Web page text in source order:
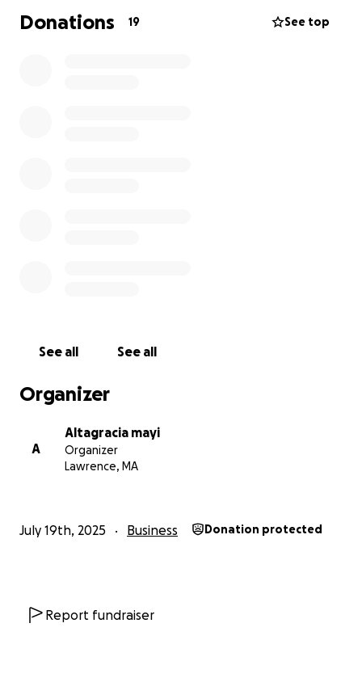
En Contraste Radio ha sido una voz de esperanza en
tiempos difíciles, un lugar de solidaridad y una
Donations 19 See top
See all See all
Organizer
A
Altagracia mayi
Organizer
Lawrence, MA
July 19th, 2025 Business Donation protected
Report fundraiser